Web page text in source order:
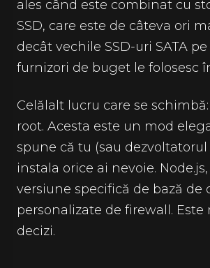
ales când este combinat cu
SSD, care este de câteva ori
decât vechile SSD-uri SATA
furnizori de buget le folosesc
Celălalt lucru care se
root. Acesta este un mod
spune că tu (sau
instala orice ai nevoie. Node.js,
versiune specifică de bază de
personalizate de firewall. Este
decizi.